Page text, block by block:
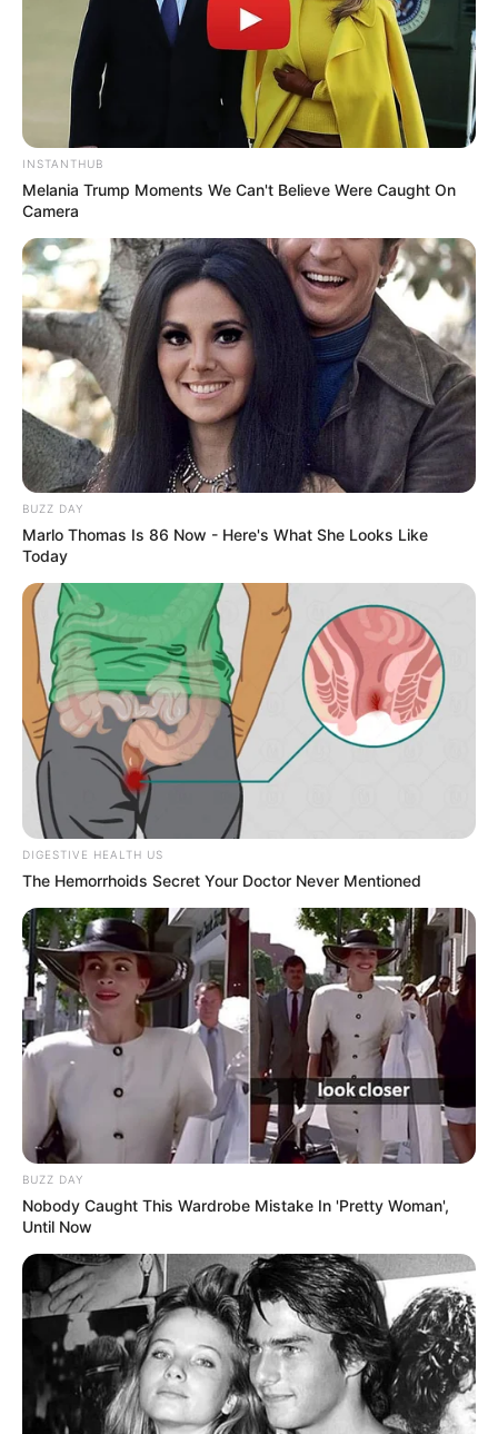
Tags Gujarat Gujarat News
Lord Jagannath Temple.
ભગવાન જગન્નાથ
અમારી યુટ્યુબ ચેનલ ને Subscribe કરો
રહેલા લોકોનો બાટલો ફાટ્યો
2 weeks ago
‘વિદ્યાર્થીઓને મારવાનો આદેશ કોણે આપ્યો, પેલેટ
ગનનો ઉપયોગ કરવાની મંજુરી કોણે આપી? રાહુલ
ગાંધીએ અમિત શાહને પત્ર લખ્યો
2 weeks ago
INSTANTHUB
Melania Trump Moments We Can't Believe Were Caught On
Camera
BUZZ DAY
Marlo Thomas Is 86 Now - Here's What She Looks Like
Today
DIGESTIVE HEALTH US
The Hemorrhoids Secret Your Doctor Never Mentioned
BUZZ DAY
Nobody Caught This Wardrobe Mistake In 'Pretty Woman',
Until Now